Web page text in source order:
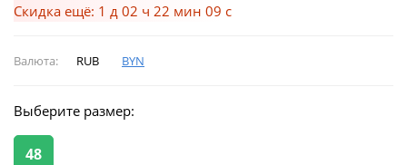
Скидка ещё: 1 д 02 ч 22 мин 08 с
Валюта: RUB BYN
Выберите размер:
48